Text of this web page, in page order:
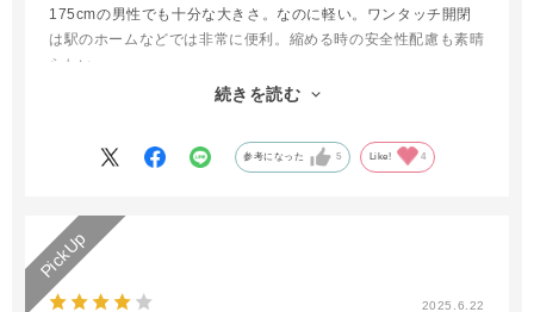
175cmの男性でも十分な大きさ。なのに軽い。ワンタッチ開閉
は駅のホームなどでは非常に便利。縮める時の安全性配慮も素晴
らしい。
布地が軽く、更にUVカットにしてあるので難しいとは思うが、
続きを読む
参考になった 5 Like! 4
2025.6.22